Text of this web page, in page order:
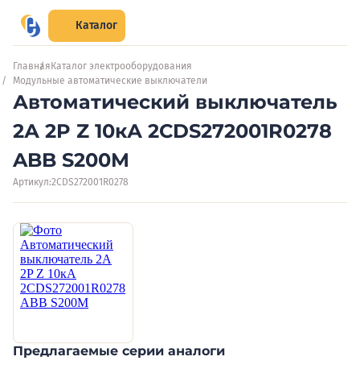
Каталог
Главная Каталог электрооборудования
Модульные автоматические выключатели
Автоматический выключатель
2А 2P Z 10кА 2CDS272001R0278
ABB S200M
Артикул:2CDS272001R0278
Предлагаемые серии аналоги